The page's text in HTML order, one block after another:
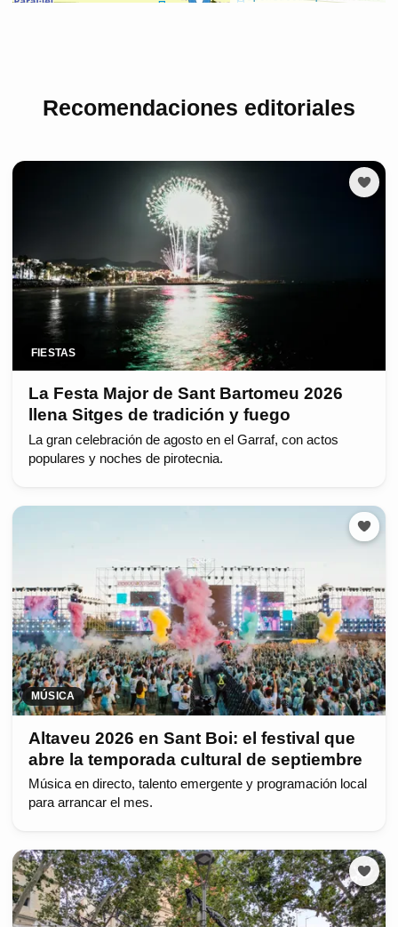
Recomendaciones editoriales
FIESTAS
La Festa Major de Sant Bartomeu 2026
llena Sitges de tradición y fuego
La gran celebración de agosto en el Garraf, con actos
populares y noches de pirotecnia.
MÚSICA
Altaveu 2026 en Sant Boi: el festival que
abre la temporada cultural de septiembre
Música en directo, talento emergente y programación local
para arrancar el mes.